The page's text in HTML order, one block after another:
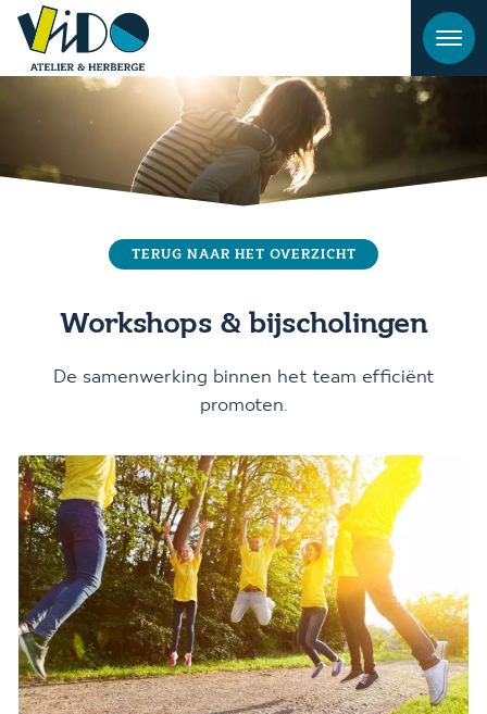
TERUG NAAR HET OVERZICHT
Workshops & bijscholingen
De samenwerking binnen het team efficiënt
promoten.